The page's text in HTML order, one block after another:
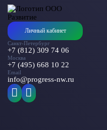
Личный кабинет
Санкт-Петербург
+7 (812) 309 74 06
Москва
+7 (495) 668 10 22
Email
info@progress-nw.ru